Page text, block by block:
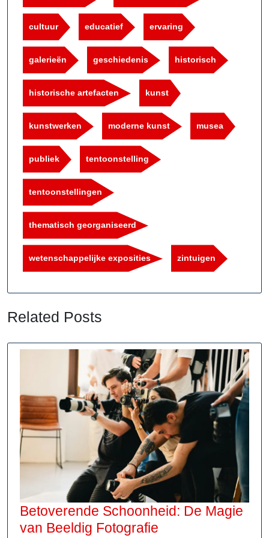
cultuur educatief ervaring
galerieën geschiedenis historisch
historische artefacten kunst
kunstwerken moderne kunst musea
publiek tentoonstelling
tentoonstellingen
thematisch georganiseerd
wetenschappelijke exposities zintuigen
Related Posts
Betoverende Schoonheid: De Magie
van Beeldig Fotografie